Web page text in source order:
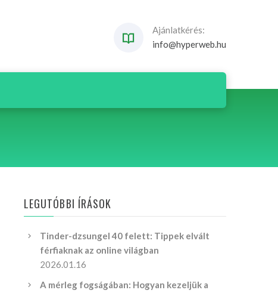
Ajánlatkérés:
info@hyperweb.hu
LEGUTÓBBI ÍRÁSOK
Tinder-dzsungel 40 felett: Tippek elvált
férfiaknak az online világban
2026.01.16
A mérleg fogságában: Hogyan kezeljük a